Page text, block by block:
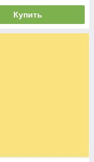
Купить